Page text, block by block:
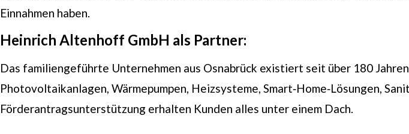
Einnahmen haben.
Heinrich Altenhoff GmbH als Partner:
Das familiengeführte Unternehmen aus Osnabrück existiert seit über 180
Photovoltaikanlagen, Wärmepumpen, Heizsysteme, Smart‑Home‑Lösungen,
Förderantragsunterstützung erhalten Kunden alles unter einem Dach.